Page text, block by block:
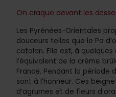
On craque devant les
Les Pyrénées-Orientales
douceurs telles que le Pa
catalan. Elle est, à
l’équivalent de la crème
France. Pendant la période
sont à l’honneur. Ces
d’agrumes et de fleurs